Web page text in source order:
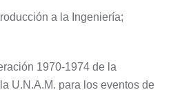
a la Ingeniería;
1970-1974 de la
U.N.A.M. para los eventos de